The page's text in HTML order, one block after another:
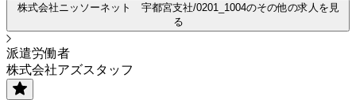
株式会社ニッソーネット 宇都宮支社/0201_1004のその他の求人を見
る
派遣労働者
株式会社アズスタッフ